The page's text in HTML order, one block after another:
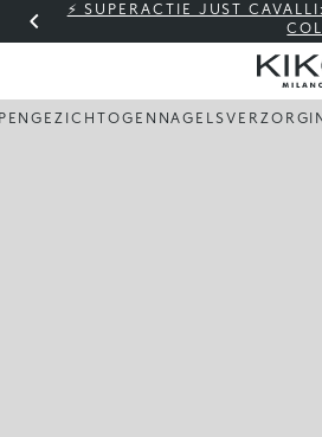
⚡ SUPERACTIE JUST
GEZICHTOGEN NAGELS